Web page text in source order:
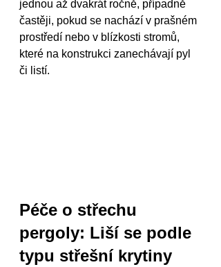
jednou až dvakrát ročně, případně
častěji, pokud se nachází v prašném
prostředí nebo v blízkosti stromů,
které na konstrukci zanechávají pyl
či listí.
Péče o střechu
pergoly: Liší se podle
typu střešní krytiny